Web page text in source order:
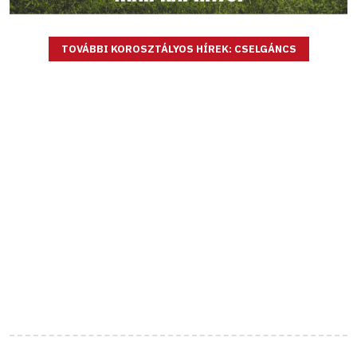
TOVÁBBI KOROSZTÁLYOS HÍREK: CSELGÁNCS